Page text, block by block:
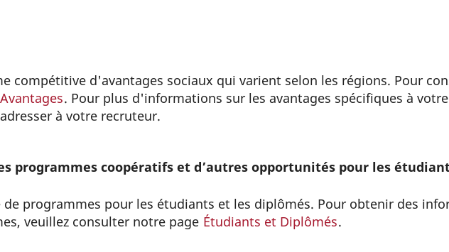
compétitive d'avantages sociaux qui varient selon les régions. Pour
Avantages. Pour plus d'informations sur les avantages spécifiques à
à votre recruteur.
programmes coopératifs et d’autres opportunités pour les
programmes pour les étudiants et les diplômés. Pour obtenir des
veuillez consulter notre page Étudiants et Diplômés.